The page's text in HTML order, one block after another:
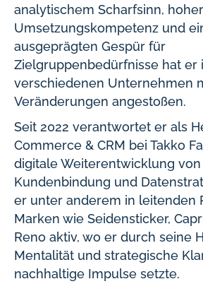
analytischem Scharfsinn, hoher
Umsetzungskompetenz und
ausgeprägten Gespür für
Zielgruppenbedürfnisse hat er
verschiedenen Unternehmen
Veränderungen angestoßen.
Seit 2022 verantwortet er als
Commerce & CRM bei Takko
digitale Weiterentwicklung von
Kundenbindung und
er unter anderem in leitenden
Marken wie Seidensticker,
Reno aktiv, wo er durch seine
Mentalität und strategische
nachhaltige Impulse setzte.